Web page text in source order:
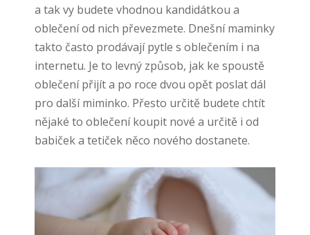
a tak vy budete vhodnou kandidátkou a
oblečení od nich převezmete. Dnešní maminky
takto často prodávají pytle s oblečením i na
internetu. Je to levný způsob, jak ke spoustě
oblečení přijít a po roce dvou opět poslat dál
pro další miminko. Přesto určitě budete chtít
nějaké to oblečení koupit nové a určitě i od
babiček a tetiček něco nového dostanete.